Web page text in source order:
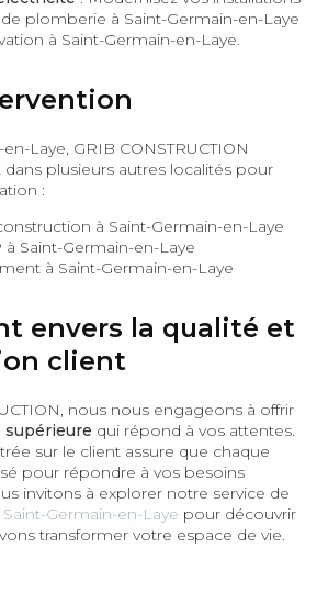
plomberie à Saint-Germain-en-Laye
à Saint-Germain-en-Laye.
Laye, GRIB CONSTRUCTION
plusieurs autres localités pour
:
à Saint-Germain-en-Laye
à Saint-Germain-en-Laye
à Saint-Germain-en-Laye
envers la qualité et
client
nous nous engageons à offrir
supérieure qui répond à vos attentes.
sur le client assure que chaque
pour répondre à vos besoins
invitons à explorer notre service de
Germain-en-Laye pour découvrir
transformer votre espace de vie.